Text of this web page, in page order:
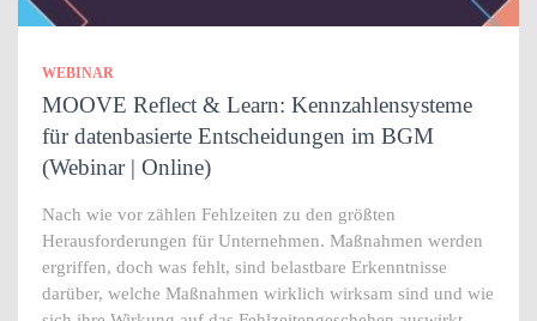
WEBINAR
MOOVE Reflect & Learn: Kennzahlensysteme
für datenbasierte Entscheidungen im BGM
(Webinar | Online)
Nach wie vor zählen Fehlzeiten zu den größten
Herausforderungen für Unternehmen. Maßnahmen werden
ergriffen, doch was fehlt, sind belastbare Erkenntnisse
darüber, welche Maßnahmen wirklich wirksam sind und wie